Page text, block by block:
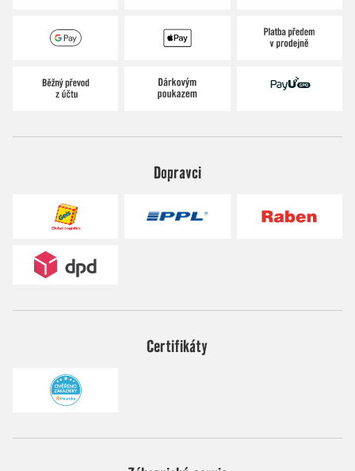
Dopravci
Certifikáty